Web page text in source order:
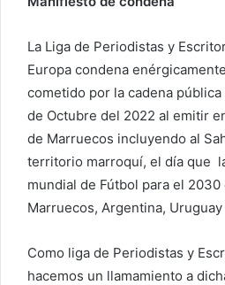
La Liga de Periodistas y
Europa condena
cometido por la cadena pública
de Octubre del 2022 al emitir
de Marruecos incluyendo al
territorio marroquí, el día que
mundial de Fútbol para el 2030
Marruecos, Argentina, Uruguay
Como liga de Periodistas y
hacemos un llamamiento a